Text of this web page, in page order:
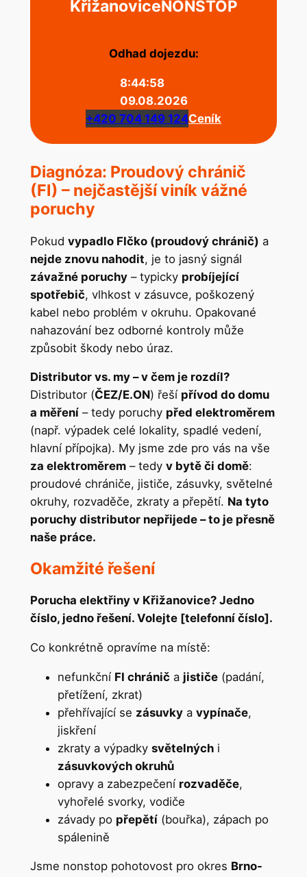
KřižanoviceNONSTOP
Odhad dojezdu:
8:44:58
09.08.2026
+420 704 149 124Ceník
Diagnóza: Proudový chránič
(FI) – nejčastější viník vážné
poruchy
Pokud vypadlo FIčko (proudový chránič) a
nejde znovu nahodit, je to jasný signál
závažné poruchy– typicky probíjející
spotřebič, vlhkost v zásuvce, poškozený
kabel nebo problém v okruhu. Opakované
nahazování bez odborné kontroly může
způsobit škody nebo úraz.
Distributor vs. my – v čem je rozdíl?
Distributor (ČEZ/E.ON) řeší přívod do domu
a měření– tedy poruchy před elektroměrem
(např. výpadek celé lokality, spadlé vedení,
hlavní přípojka). My jsme zde pro vás na vše
za elektroměrem– tedy v bytě či domě:
proudové chrániče, jističe, zásuvky, světelné
okruhy, rozvaděče, zkraty a přepětí. Na tyto
poruchy distributor nepřijede – to je přesně
naše práce.
Okamžité řešení
Porucha elektřiny v Křižanovice? Jedno
číslo, jedno řešení. Volejte [telefonní číslo].
Co konkrétně opravíme na místě:
nefunkční FI chránič a jističe(padání,
přetížení, zkrat)
přehřívající se zásuvkya vypínače,
jiskření
zkraty a výpadky světelnýchi
zásuvkových okruhů
opravy a zabezpečení rozvaděče,
vyhořelé svorky, vodiče
závady po přepětí(bouřka), zápach po
spálenině
Jsme nonstop pohotovost pro okres Brno-